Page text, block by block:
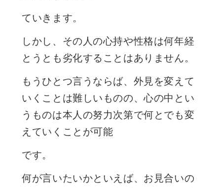
ていきます。
しかし、その人の心持や性格は何年経
とうとも劣化することはありません。
もうひとつ言うならば、外見を変えて
いくことは難しいものの、心の中とい
うものは本人の努力次第で何とでも変
えていくことが可能
です。
何が言いたいかといえば、お見合いの